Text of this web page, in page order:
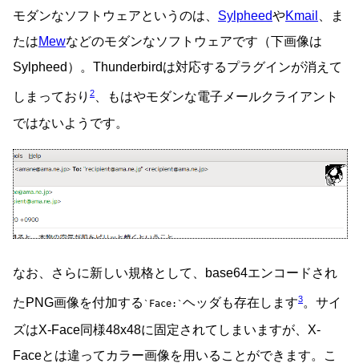
モダンなソフトウェアというのは、 SylpheedやKmail
、ま
たはMewなどのモダンなソフトウェアです（下画像は
Sylpheed）。Thunderbirdは対応するプラグインが消えて
しまっており 2、もはやモダンな電子メールクライアント
ではないようです。
なお、さらに新しい規格として、base64エンコードされ
たPNG画像を付加する Face: ヘッダも存在します3。サイ
ズはX-Face同様48x48に固定されてしまいますが、X-
Faceとは違ってカラー画像を用いることができます。こ